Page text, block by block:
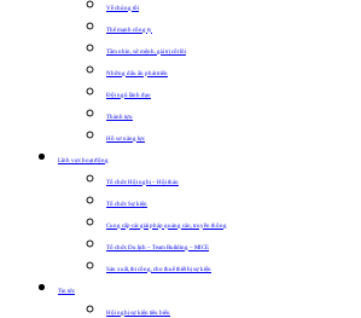
Về chúng tôi
Thế mạnh công ty
Tầm nhìn, sứ mệnh, giá trị cốt lõi
Những dấu ấn phát triển
Đội ngũ lãnh đạo
Thành tựu
Hồ sơ năng lực
Lĩnh vực hoạt động
Tổ chức Hội nghị – Hội thảo
Tổ chức Sự kiện
Cung cấp các giải pháp quảng cáo, truyền thông
Tổ chức Du lịch – Team Building – MICE
Sản xuất, thi công, cho thuê thiết bị sự kiện
Tin tức
Hội nghị sự kiện tiêu biểu